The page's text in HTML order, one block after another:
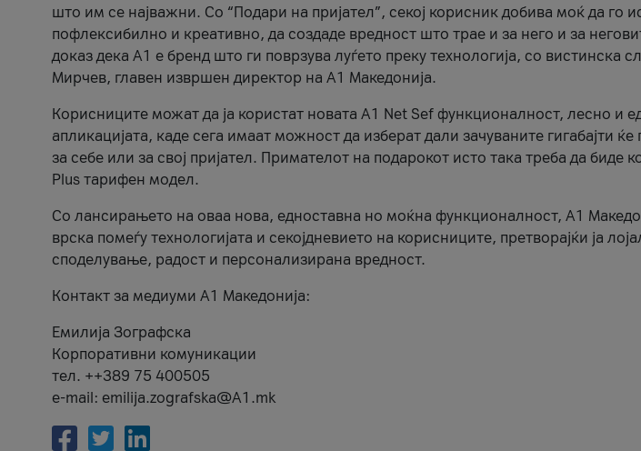
што им се најважни. Со “Подари на пријател”, секој корисник добива моќ да го
пофлексибилно и креативно, да создаде вредност што трае и за него и за
доказ дека А1 е бренд што ги поврзува луѓето преку технологија, со вистинска
Мирчев, главен извршен директор на А1 Македонија.
Корисниците можат да ја користат новата А1 Net Sef функционалност, лесно и
апликацијата, каде сега имаат можност да изберат дали зачуваните гигабајти
за себе или за свој пријател. Примателот на подарокот исто така треба да
Plus тарифен модел.
Со лансирањето на оваа нова, едноставна но моќна функционалност, А1
врска помеѓу технологијата и секојдневието на корисниците, претворајќи ја
споделување, радост и персонализирана вредност.
Контакт за медиуми А1 Македонија:
Емилија Зографска
Корпоративни комуникации
тел. ++389 75 400505
e-mail: emilija.zografska@A1.mk